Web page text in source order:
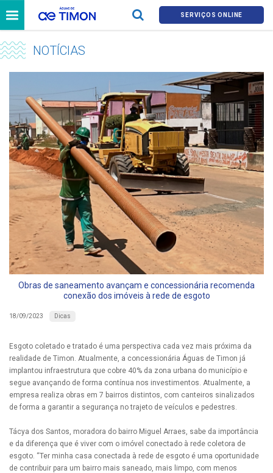
SERVIÇOS ONLINE
NOTÍCIAS
Obras de saneamento avançam e concessionária recomenda
conexão dos imóveis à rede de esgoto
18/09/2023 Dicas
Esgoto coletado e tratado é uma perspectiva cada vez mais próxima da
realidade de Timon. Atualmente, a concessionária Águas de Timon já
implantou infraestrutura que cobre 40% da zona urbana do município e
segue avançando de forma contínua nos investimentos. Atualmente, a
empresa realiza obras em 7 bairros distintos, com canteiros sinalizados
de forma a garantir a segurança no trajeto de veículos e pedestres.
Tácya dos Santos, moradora do bairro Miguel Arraes, sabe da importância
e da diferença que é viver com o imóvel conectado à rede coletora de
esgoto. “Ter minha casa conectada à rede de esgoto é uma oportunidade
de contribuir para um bairro mais saneado, mais limpo, com menos